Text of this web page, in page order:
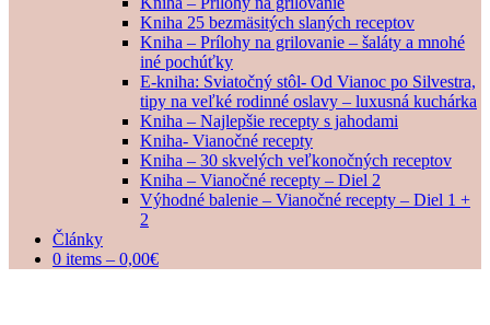
Kniha 25 bezmäsitých slaných receptov
Kniha – Prílohy na grilovanie – šaláty a mnohé
iné pochúťky
E-kniha: Sviatočný stôl- Od Vianoc po Silvestra,
tipy na veľké rodinné oslavy – luxusná kuchárka
Kniha – Najlepšie recepty s jahodami
Kniha- Vianočné recepty
Kniha – 30 skvelých veľkonočných receptov
Kniha – Vianočné recepty – Diel 2
Výhodné balenie – Vianočné recepty – Diel 1 +
2
Články
0 items – 0,00€